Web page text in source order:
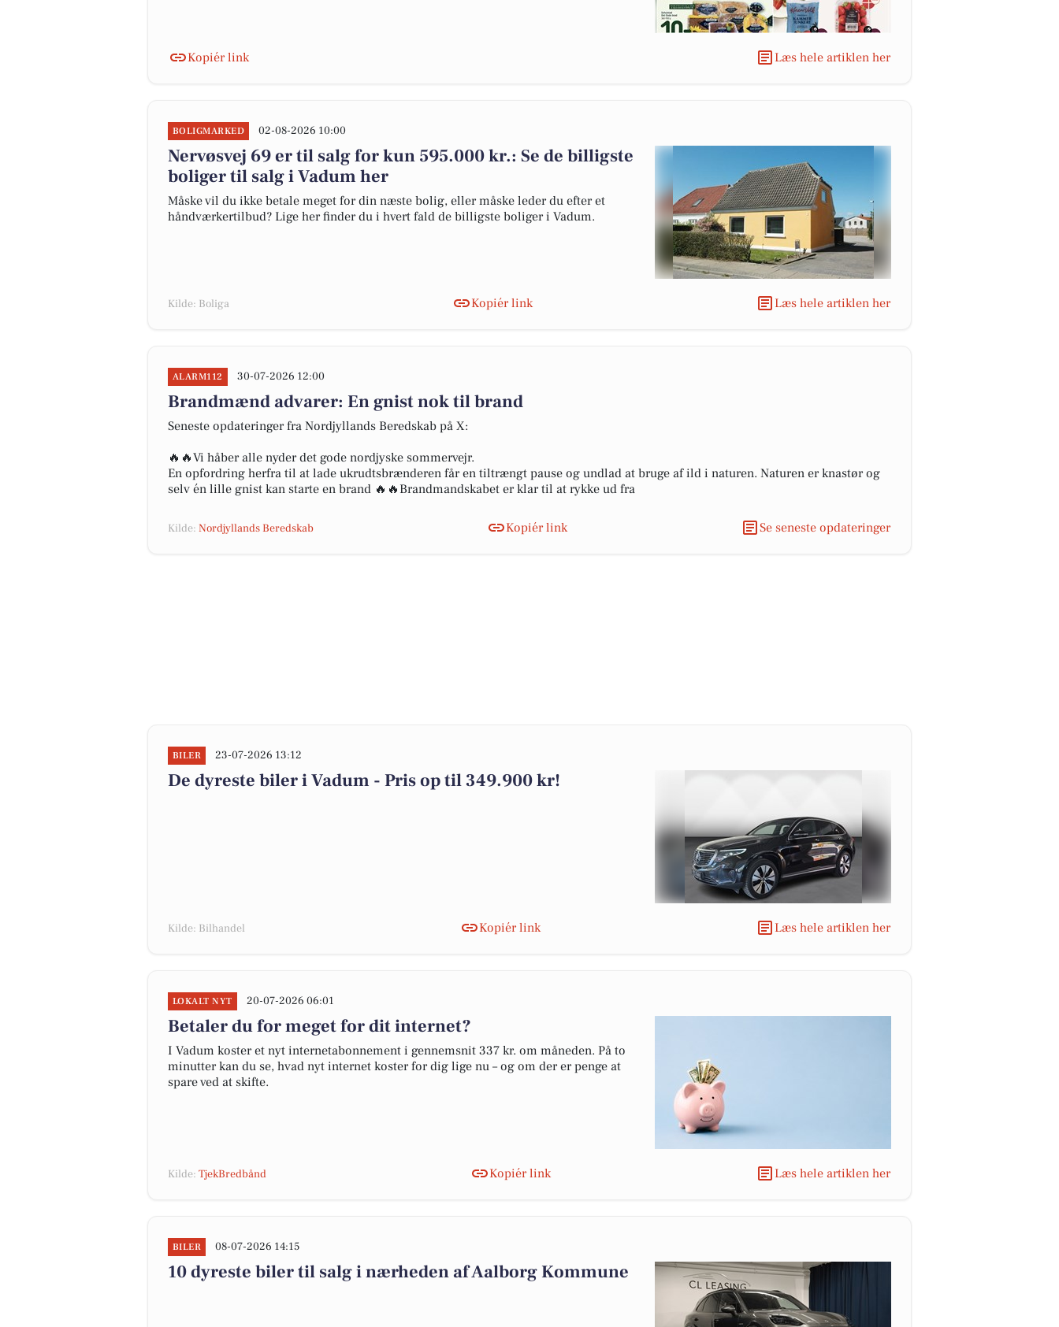
Kopiér link Læs hele artiklen her
BOLIGMARKED 02-08-2026 10:00
Nervøsvej 69 er til salg for kun 595.000 kr.: Se de billigste
boliger til salg i Vadum her
Måske vil du ikke betale meget for din næste bolig, eller måske leder du efter et
håndværkertilbud? Lige her finder du i hvert fald de billigste boliger i Vadum.
Kilde: Boliga Kopiér link Læs hele artiklen her
ALARM112 30-07-2026 12:00
Brandmænd advarer: En gnist nok til brand
Seneste opdateringer fra Nordjyllands Beredskab på X:
🔥🔥Vi håber alle nyder det gode nordjyske sommervejr.
En opfordring herfra til at lade ukrudtsbrænderen får en tiltrængt pause og undlad at bruge af ild i naturen. Naturen er knastør og
selv én lille gnist kan starte en brand 🔥🔥Brandmandskabet er klar til at rykke ud fra
Kilde: Nordjyllands Beredskab Kopiér link Se seneste opdateringer
BILER 23-07-2026 13:12
De dyreste biler i Vadum - Pris op til 349.900 kr!
Kilde: Bilhandel Kopiér link Læs hele artiklen her
LOKALT NYT 20-07-2026 06:01
Betaler du for meget for dit internet?
I Vadum koster et nyt internetabonnement i gennemsnit 337 kr. om måneden. På to
minutter kan du se, hvad nyt internet koster for dig lige nu – og om der er penge at
spare ved at skifte.
Kilde: TjekBredbånd Kopiér link Læs hele artiklen her
BILER 08-07-2026 14:15
10 dyreste biler til salg i nærheden af Aalborg Kommune